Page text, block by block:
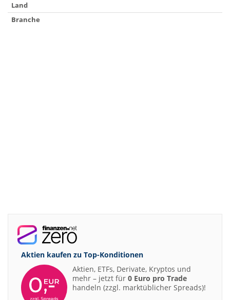
Land
Branche
Aktien kaufen zu Top-Konditionen
Aktien, ETFs, Derivate, Kryptos und
mehr – jetzt für 0 Euro pro Trade
handeln (zzgl. marktüblicher Spreads)!